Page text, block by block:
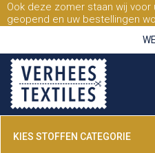
Ook deze zomer staan wij voor
geopend en uw bestellingen
KIES STOFFEN CATEGORIE